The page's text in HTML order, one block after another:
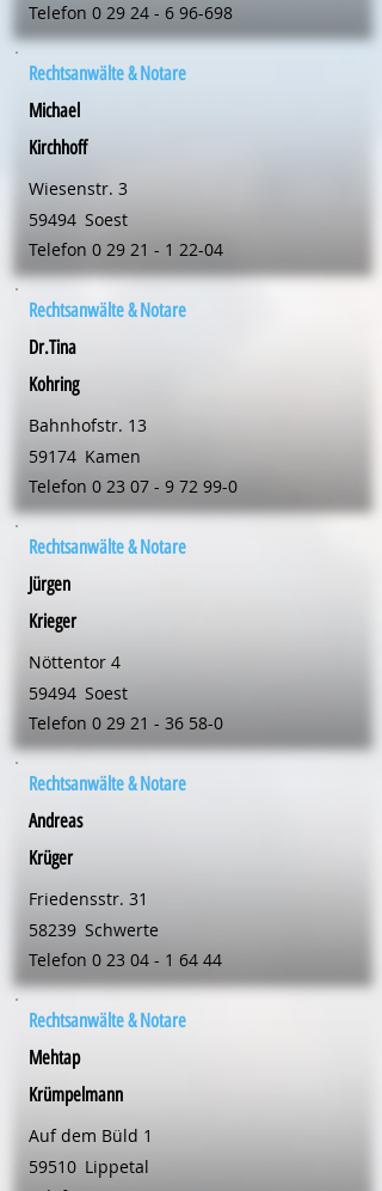
Telefon 0 29 24 - 6 96-698
Rechtsanwälte & Notare
Michael
Kirchhoff
Wiesenstr. 3
59494 Soest
Telefon 0 29 21 - 1 22-04
Rechtsanwälte & Notare
Dr.Tina
Kohring
Bahnhofstr. 13
59174 Kamen
Telefon 0 23 07 - 9 72 99-0
Rechtsanwälte & Notare
Jürgen
Krieger
Nöttentor 4
59494 Soest
Telefon 0 29 21 - 36 58-0
Rechtsanwälte & Notare
Andreas
Krüger
Friedensstr. 31
58239 Schwerte
Telefon 0 23 04 - 1 64 44
Rechtsanwälte & Notare
Mehtap
Krümpelmann
Auf dem Büld 1
59510 Lippetal